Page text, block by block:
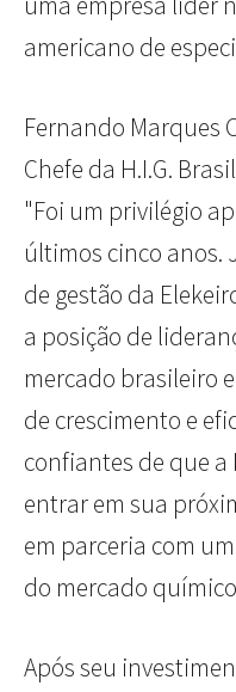
americano de
Fernando Marques
Chefe da H.I.G.
"Foi um privilégio
últimos cinco anos.
de gestão da
a posição de
mercado brasileiro
de crescimento e
confiantes de que
entrar em sua
em parceria com
do mercado
Após seu